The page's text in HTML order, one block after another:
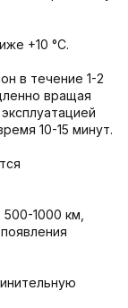
+10 °С.
в течение 1-2
вращая
10-15 минут.
1000 км,